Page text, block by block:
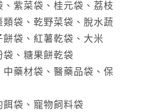
紫菜袋、桂元袋、荔枝
袋、乾野菜袋、脫水蔬
袋、紅薯乾袋、大米
袋、糖果餅乾袋
藥材袋、醫藥品袋、保
袋、寵物飼料袋